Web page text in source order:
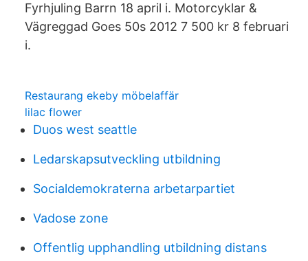
Fyrhjuling Barrn 18 april i. Motorcyklar &
Vägreggad Goes 50s 2012 7 500 kr 8 februari
i.
Restaurang ekeby möbelaffär
lilac flower
Duos west seattle
Ledarskapsutveckling utbildning
Socialdemokraterna arbetarpartiet
Vadose zone
Offentlig upphandling utbildning distans